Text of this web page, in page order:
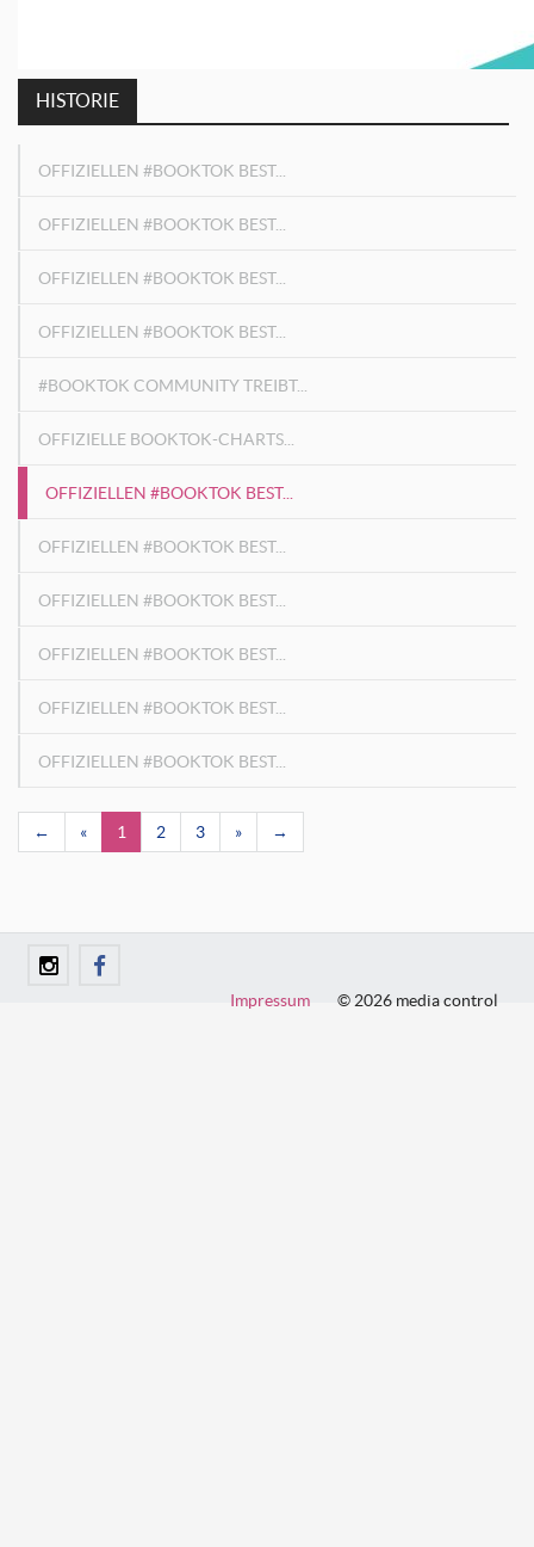
HISTORIE
OFFIZIELLEN #BOOKTOK BEST...
OFFIZIELLEN #BOOKTOK BEST...
OFFIZIELLEN #BOOKTOK BEST...
OFFIZIELLEN #BOOKTOK BEST...
#BOOKTOK COMMUNITY TREIBT...
OFFIZIELLE BOOKTOK-CHARTS...
OFFIZIELLEN #BOOKTOK BEST...
OFFIZIELLEN #BOOKTOK BEST...
OFFIZIELLEN #BOOKTOK BEST...
OFFIZIELLEN #BOOKTOK BEST...
OFFIZIELLEN #BOOKTOK BEST...
OFFIZIELLEN #BOOKTOK BEST...
← « 1 2 3 » →
Impressum © 2026 media control